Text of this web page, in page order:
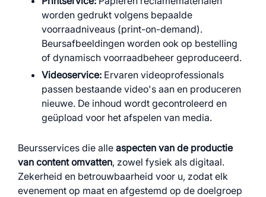
worden gedrukt volgens bepaalde
voorraadniveaus (print-on-demand).
Beursafbeeldingen worden ook op bestelling
of dynamisch voorraadbeheer geproduceerd.
Videoservice: Ervaren videoprofessionals
passen bestaande video's aan en produceren
nieuwe. De inhoud wordt gecontroleerd en
geüpload voor het afspelen van media.
Beursservices die alle aspecten van de productie
van content omvatten, zowel fysiek als digitaal.
Zekerheid en betrouwbaarheid voor u, zodat elk
evenement op maat en afgestemd op de doelgroep